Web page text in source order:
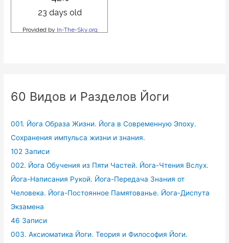
60 Видов и Разделов Йоги
001. Йога Образа Жизни. Йога в Современную Эпоху.
Сохранения импульса жизни и знания.
102 Записи
002. Йога Обучения из Пяти Частей. Йога-Чтения Вслух.
Йога-Написания Рукой. Йога-Передача Знания от
Человека. Йога-Постоянное Памятованье. Йога-Диспута
Экзамена
46 Записи
003. Аксиоматика Йоги. Теория и Философия Йоги.